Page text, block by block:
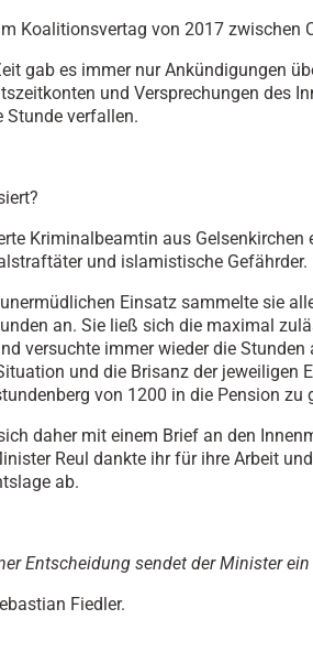
Koalitionsvertag von 2017 zwischen
gab es immer nur Ankündigungen
und Versprechungen des
Stunde verfallen.
Kriminalbeamtin aus
und islamistische Gefährder.
Einsatz sammelte sie
an. Sie ließ sich die maximal
versuchte immer wieder die
und die Brisanz der jeweiligen
von 1200 in die Pension zu
daher mit einem Brief an den
Reul dankte ihr für ihre Arbeit
ab.
Entscheidung sendet der Minister
Fiedler.